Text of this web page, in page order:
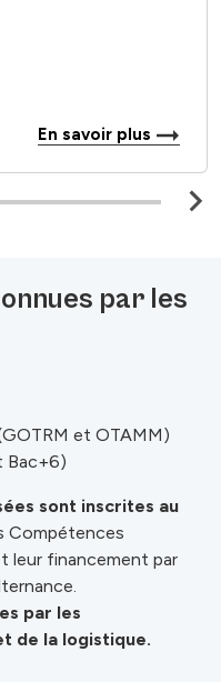
En savoir plus
par les
et OTAMM)
Bac+6)
sont inscrites au
Compétences
leur financement par
par les
de la logistique.